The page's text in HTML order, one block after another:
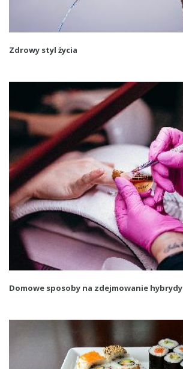
Zdrowy styl życia
Domowe sposoby na zdejmowanie hybrydy